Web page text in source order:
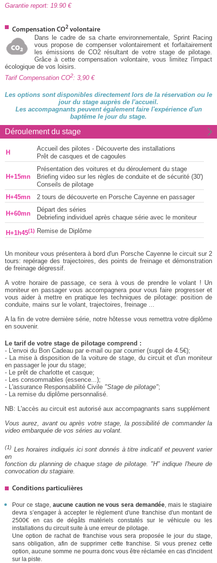
Garantie report: 19.90
Compensation CO2 volontaire
Dans le cadre de sa charte environnementale, Sprint Racing
vous propose de compenser volontairement et forfaitairement
les émissions de CO2 résultant de votre stage de pilotage.
Grâce à cette compensation volontaire, vous limitez l'impact
écologique de vos loisirs.
Tarif Compensation CO2: 3,90
Les options sont disponibles directement lors de la réservation ou le
jour du stage auprès de l'accueil.
Les accompagnants peuvent également faire l'expérience d'un
baptême le jour du stage.
Déroulement du stage
H
Accueil des pilotes - Découverte des installations
Prêt de casques et de cagoules
H+15mn
Présentation des voitures et du déroulement du stage
Briefing video sur les règles de conduite et de sécurité (30')
Conseils de pilotage
H+45mn
2 tours de découverte en Porsche Cayenne en passager
H+60mn
Départ des séries
Debriefing individuel après chaque série avec le moniteur
H+1h45(1) Remise de Diplôme
Un moniteur vous présentera à bord d'un Porsche Cayenne le circuit sur 2
tours: repérage des trajectoires, des points de freinage et démonstration
de freinage dégressif.
A votre horaire de passage, ce sera à vous de prendre le volant ! Un
moniteur en passager vous accompagnera pour vous faire progresser et
vous aider à mettre en pratique les techniques de pilotage: position de
conduite, mains sur le volant, trajectoires, freinage ...
A la fin de votre dernière série, notre hôtesse vous remettra votre diplôme
en souvenir.
Le tarif de votre stage de pilotage comprend :
- L'envoi du Bon Cadeau par e-mail ou par courrier (suppl de 4.5€);
- La mise à disposition de la voiture de stage, du circuit et d'un moniteur
en passager le jour du stage;
- Le prêt de charlotte et casque;
- Les consommables (essence...);
- L'assurance Responsabilité Civile "Stage de pilotage";
- La remise du diplôme personnalisé.
NB: L'accès au circuit est autorisé aux accompagnants sans supplément
Vous aurez, avant ou après votre stage, la possibilité de commander la
video embarquée de vos séries au volant.
(1) Les horaires indiqués ici sont donnés à titre indicatif et peuvent varier
en
fonction du planning de chaque stage de pilotage. "H" indique l'heure de
convocation du stagiaire.
Conditions particulières
Pour ce stage, aucune caution ne vous sera demandée , mais le stagiaire
devra s’engager à accepter le règlement d'une franchise d'un montant de
2500€ en cas de dégâts matériels constatés sur le véhicule ou les
installations du circuit suite à une erreur de pilotage.
Une option de rachat de franchise vous sera proposée le jour du stage,
sans obligation, afin de supprimer cette franchise. Si vous prenez cette
option, aucune somme ne pourra donc vous être réclamée en cas d'incident
sur la piste.